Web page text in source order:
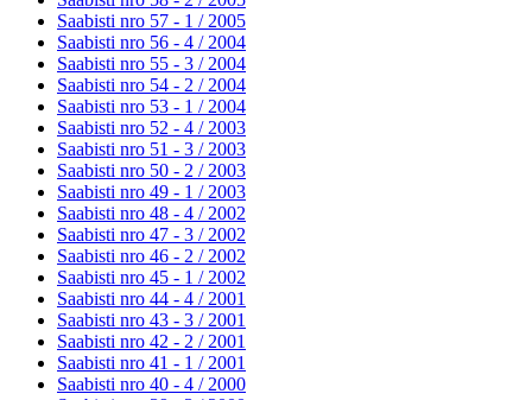
Saabisti nro 57 - 1 / 2005
Saabisti nro 56 - 4 / 2004
Saabisti nro 55 - 3 / 2004
Saabisti nro 54 - 2 / 2004
Saabisti nro 53 - 1 / 2004
Saabisti nro 52 - 4 / 2003
Saabisti nro 51 - 3 / 2003
Saabisti nro 50 - 2 / 2003
Saabisti nro 49 - 1 / 2003
Saabisti nro 48 - 4 / 2002
Saabisti nro 47 - 3 / 2002
Saabisti nro 46 - 2 / 2002
Saabisti nro 45 - 1 / 2002
Saabisti nro 44 - 4 / 2001
Saabisti nro 43 - 3 / 2001
Saabisti nro 42 - 2 / 2001
Saabisti nro 41 - 1 / 2001
Saabisti nro 40 - 4 / 2000